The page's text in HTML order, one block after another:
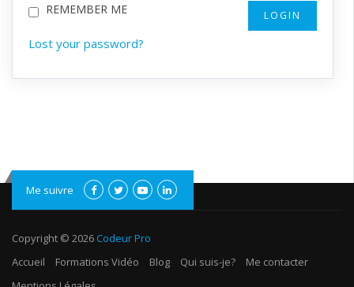
REMEMBER ME
Lost your password?
Me suivre
Copyright © 2026Codeur Pro
Accueil
Formations Vidéo Blog Qui suis-je?
Me contacter